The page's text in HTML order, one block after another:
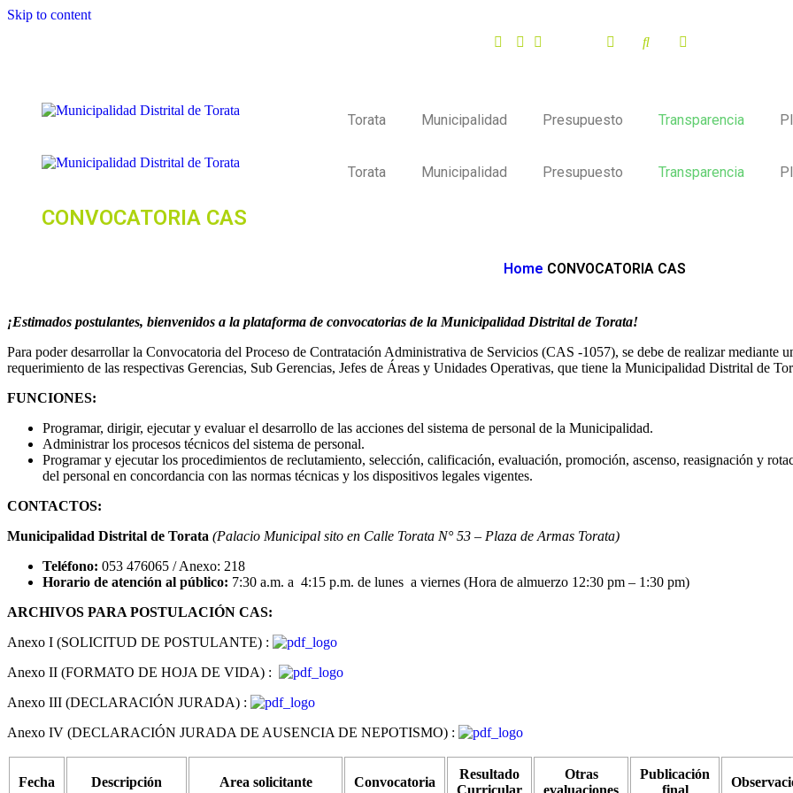
Skip to content
Torata Municipalidad Presupuesto Transparencia
Torata Municipalidad Presupuesto Transparencia
CONVOCATORIA CAS
Home CONVOCATORIA CAS
¡Estimados postulantes, bienvenidos a la plataforma de convocatorias de la Municipalidad Distrital de Torata!
Para poder desarrollar la Convocatoria del Proceso de Contratación Administrativa de Servicios (CAS -1057), se debe de realizar mediante
requerimiento de las respectivas Gerencias, Sub Gerencias, Jefes de Áreas y Unidades Operativas, que tiene la Municipalidad Distrital de
FUNCIONES:
Programar, dirigir, ejecutar y evaluar el desarrollo de las acciones del sistema de personal de la Municipalidad.
Administrar los procesos técnicos del sistema de personal.
Programar y ejecutar los procedimientos de reclutamiento, selección, calificación, evaluación, promoción, ascenso, reasignación y
del personal en concordancia con las normas técnicas y los dispositivos legales vigentes.
CONTACTOS:
Municipalidad Distrital de Torata (Palacio Municipal sito en Calle Torata N° 53 – Plaza de Armas Torata)
Teléfono: 053 476065 / Anexo: 218
Horario de atención al público: 7:30 a.m. a 4:15 p.m. de lunes a viernes (Hora de almuerzo 12:30 pm – 1:30 pm)
ARCHIVOS PARA POSTULACIÓN CAS:
Anexo I (SOLICITUD DE POSTULANTE) :
Anexo II (FORMATO DE HOJA DE VIDA) :
Anexo III (DECLARACIÓN JURADA) :
Anexo IV (DECLARACIÓN JURADA DE AUSENCIA DE NEPOTISMO) :
Fecha Descripción Area solicitante Convocatoria
Resultado
Curricular
Otras
evaluaciones
Publicación
final